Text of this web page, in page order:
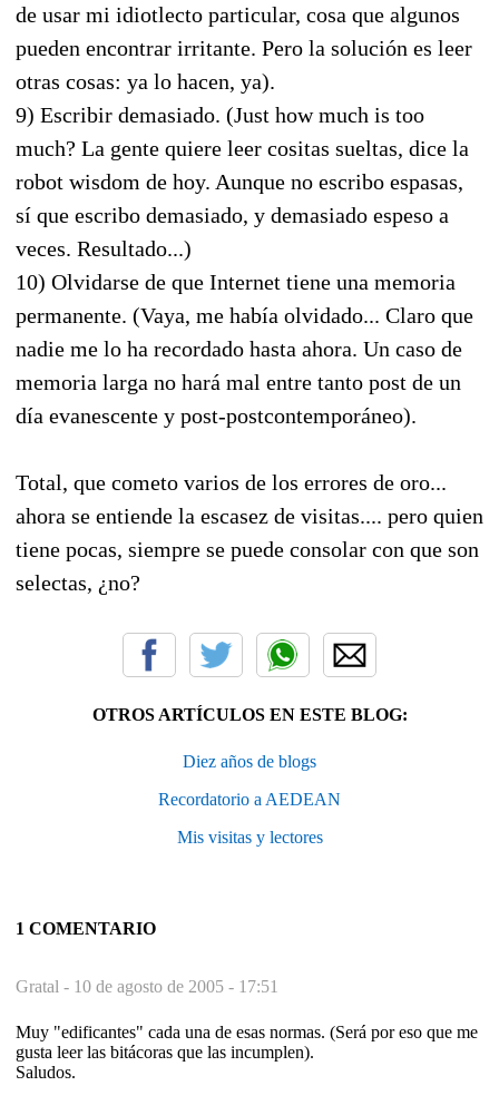
de usar mi idiotlecto particular, cosa que algunos
pueden encontrar irritante. Pero la solución es leer
otras cosas: ya lo hacen, ya).
9) Escribir demasiado. (Just how much is too
much? La gente quiere leer cositas sueltas, dice la
robot wisdom de hoy. Aunque no escribo espasas,
sí que escribo demasiado, y demasiado espeso a
veces. Resultado...)
10) Olvidarse de que Internet tiene una memoria
permanente. (Vaya, me había olvidado... Claro que
nadie me lo ha recordado hasta ahora. Un caso de
memoria larga no hará mal entre tanto post de un
día evanescente y post-postcontemporáneo).
Total, que cometo varios de los errores de oro...
ahora se entiende la escasez de visitas.... pero quien
tiene pocas, siempre se puede consolar con que son
selectas, ¿no?
OTROS ARTÍCULOS EN ESTE BLOG:
Diez años de blogs
Recordatorio a AEDEAN
Mis visitas y lectores
1 COMENTARIO
Gratal - 10 de agosto de 2005 - 17:51
Muy "edificantes" cada una de esas normas. (Será por eso que me
gusta leer las bitácoras que las incumplen).
Saludos.